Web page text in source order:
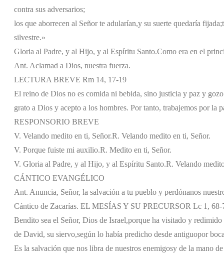
contra sus adversarios;
los que aborrecen al Señor te adularían,y su suerte quedaría fijada;
silvestre.»
Gloria al Padre, y al Hijo, y al Espíritu Santo.Como era en el
Ant. Aclamad a Dios, nuestra fuerza.
LECTURA BREVE Rm 14, 17-19
El reino de Dios no es comida ni bebida, sino justicia y paz y
grato a Dios y acepto a los hombres. Por tanto, trabajemos por la
RESPONSORIO BREVE
V. Velando medito en ti, Señor.R. Velando medito en ti, Señor.
V. Porque fuiste mi auxilio.R. Medito en ti, Señor.
V. Gloria al Padre, y al Hijo, y al Espíritu Santo.R. Velando
CÁNTICO EVANGÉLICO
Ant. Anuncia, Señor, la salvación a tu pueblo y perdónanos
Cántico de Zacarías. EL MESÍAS Y SU PRECURSOR Lc 1, 68-
Bendito sea el Señor, Dios de Israel,porque ha visitado y redimido
de David, su siervo,según lo había predicho desde antiguopor
Es la salvación que nos libra de nuestros enemigosy de la mano